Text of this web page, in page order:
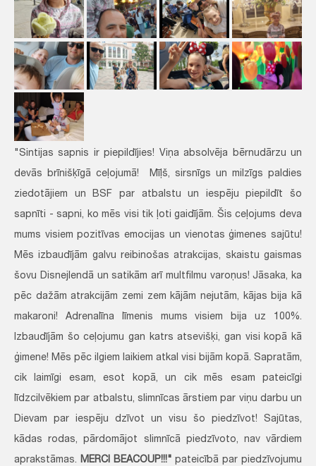
"Sintijas sapnis ir piepildījies! Viņa absolvēja bērnudārzu un
devās brīnišķīgā ceļojumā! Mīļš, sirsnīgs un milzīgs paldies
ziedotājiem un BSF par atbalstu un iespēju piepildīt šo
sapnīti - sapni, ko mēs visi tik ļoti gaidījām. Šis ceļojums deva
mums visiem pozitīvas emocijas un vienotas ģimenes sajūtu!
Mēs izbaudījām galvu reibinošas atrakcijas, skaistu gaismas
šovu Disnejlendā un satikām arī multfilmu varoņus! Jāsaka, ka
pēc dažām atrakcijām zemi zem kājām nejutām, kājas bija kā
makaroni! Adrenalīna līmenis mums visiem bija uz 100%.
Izbaudījām šo ceļojumu gan katrs atsevišķi, gan visi kopā kā
ģimene! Mēs pēc ilgiem laikiem atkal visi bijām kopā. Sapratām,
cik laimīgi esam, esot kopā, un cik mēs esam pateicīgi
līdzcilvēkiem par atbalstu, slimnīcas ārstiem par viņu darbu un
Dievam par iespēju dzīvot un visu šo piedzīvot! Sajūtas,
kādas rodas, pārdomājot slimnīcā piedzīvoto, nav vārdiem
aprakstāmas. MERCI BEACOUP!!!" pateicībā par piedzīvojumu